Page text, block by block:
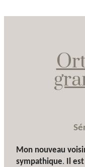
Mon nouveau
sympathique. Il est